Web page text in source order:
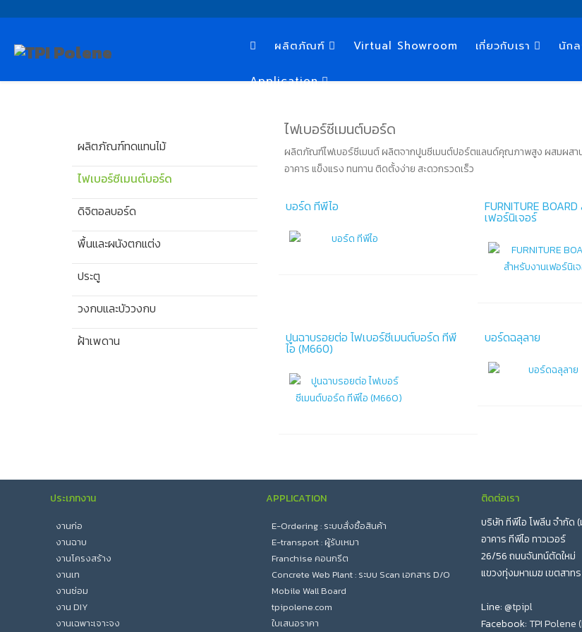
ผลิตภัณฑ์ Virtual Showroom เกี่ยวกับเรา นัก
Application
ผลิตภัณฑ์ทดแทนไม้
ไฟเบอร์ซีเมนต์บอร์ด
ดิจิตอลบอร์ด
พื้นและผนังตกแต่ง
ประตู
วงกบและบัววงกบ
ฝ้าเพดาน
ไฟเบอร์ซีเมนต์บอร์ด
ผลิตภัณฑ์ไฟเบอร์ซีเมนต์ ผลิตจากปูนซีเมนต์ปอร์ตแลนด์คุณภาพสูง ผสมผสาน
อาคาร แข็งแรง ทนทาน ติดตั้งง่าย สะดวกรวดเร็ว
บอร์ด ทีพีไอ FURNITURE
เฟอร์นิเจอร์
ปูนฉาบรอยต่อ ไฟเบอร์ซีเมนต์บอร์ด ทีพี
ไอ (M660)
บอร์ดฉลุลาย
ประเภทงาน
งานก่อ
งานฉาบ
งานโครงสร้าง
งานเท
งานซ่อม
งาน DIY
งานเฉพาะเจาะจง
APPLICATION
E-Ordering : ระบบสั่งซื้อสินค้า
E-transport : ผู้รับเหมา
Franchise คอนกรีต
Concrete Web Plant : ระบบ Scan เอกสาร D/O
Mobile Wall Board
tpipolene.com
ใบเสนอราคา
ติดต่อเรา
บริษัท ทีพีไอ โพลีน จำกัด
อาคาร ทีพีไอ ทาวเวอร์
26/56 ถนนจันทน์ตัดใหม่
แขวงทุ่งมหาเมฆ เขตสาท
Line:@tpipl
Facebook:TPI Polene